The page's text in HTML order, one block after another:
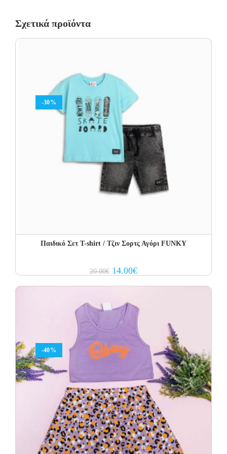
Σχετικά προϊόντα
-30%
Παιδικό Σετ T-shirt / Τζιν Σορτς Αγόρι FUNKY
20.00€ Original
price
14.00€Current
price
-40%